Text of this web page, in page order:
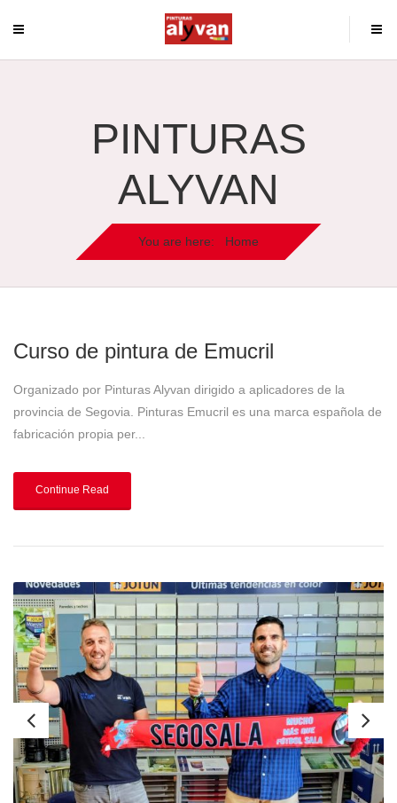
PINTURAS
ALYVAN
You are here: Home
Curso de pintura de Emucril
Organizado por Pinturas Alyvan dirigido a aplicadores de la
provincia de Segovia. Pinturas Emucril es una marca española de
fabricación propia per...
Continue Read